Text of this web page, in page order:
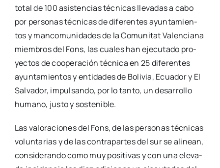
total de 100 asis­ten­cias téc­ni­cas lle­va­das a cabo
por per­so­nas téc­ni­cas de dife­ren­tes ayun­ta­mien­
tos y man­co­mu­ni­da­des de la Comu­ni­tat Valen­cia­na
miem­bros del Fons, las cua­les han eje­cu­ta­do pro­
yec­tos de coope­ra­ción téc­ni­ca en 25 dife­ren­tes
ayun­ta­mien­tos y enti­da­des de Boli­via, Ecua­dor y El
Sal­va­dor, impul­san­do, por lo tan­to, un desa­rro­llo
humano, jus­to y sos­te­ni­ble.
Las valo­ra­cio­nes del Fons, de las per­so­nas téc­ni­cas
volun­ta­rias y de las con­tra­par­tes del sur se ali­nean,
con­si­de­ran­do como muy posi­ti­vas y con una ele­va­